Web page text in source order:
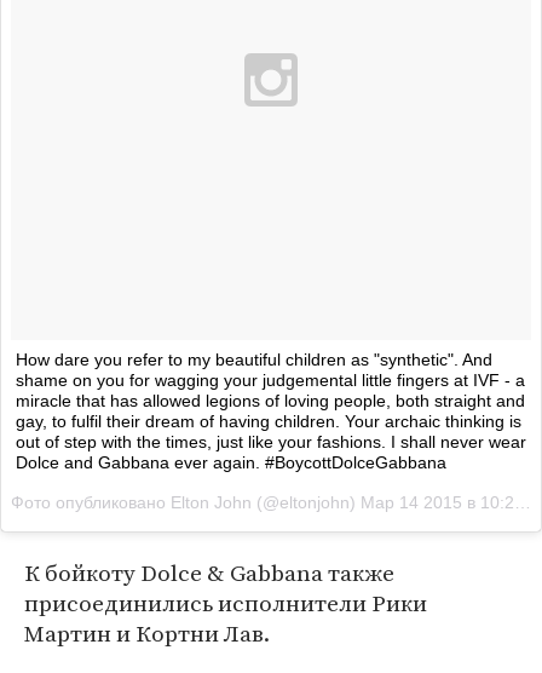
How dare you refer to my beautiful children as "synthetic". And
shame on you for wagging your judgemental little fingers at IVF - a
miracle that has allowed legions of loving people, both straight and
gay, to fulfil their dream of having children. Your archaic thinking is
out of step with the times, just like your fashions. I shall never wear
Dolce and Gabbana ever again. #BoycottDolceGabbana
Фото опубликовано Elton John (@eltonjohn) Мар 14 2015 в 10:29 PDT
К бойкоту Dolce & Gabbana также
присоединились исполнители Рики
Мартин и Кортни Лав.